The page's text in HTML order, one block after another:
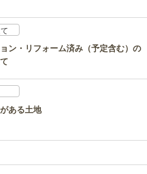
ン・リフォーム済み（予定含む）の
ある土地